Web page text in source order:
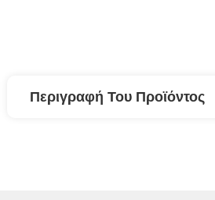
Περιγραφή Του Προϊόντος